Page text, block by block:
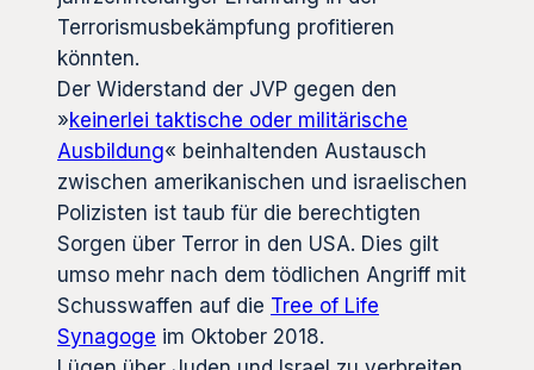
Terrorismusbekämpfung profitieren
könnten.
Der Widerstand der JVP gegen den
»keinerlei taktische oder militärische
Ausbildung« beinhaltenden Austausch
zwischen amerikanischen und israelischen
Polizisten ist taub für die berechtigten
Sorgen über Terror in den USA. Dies gilt
umso mehr nach dem tödlichen Angriff mit
Schusswaffen auf die Tree of Life
Synagoge im Oktober 2018.